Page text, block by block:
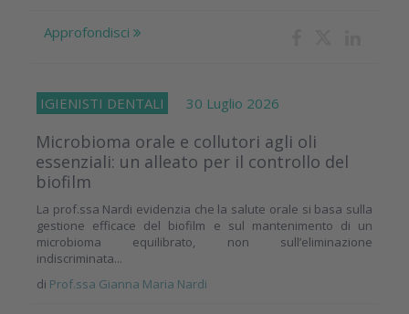
Approfondisci
IGIENISTI DENTALI 30 Luglio 2026
Microbioma orale e collutori agli oli
essenziali: un alleato per il controllo del
biofilm
La prof.ssa Nardi evidenzia che la salute orale si basa sulla
gestione efficace del biofilm e sul mantenimento di un
microbioma equilibrato, non sull’eliminazione
indiscriminata...
di Prof.ssa Gianna Maria Nardi